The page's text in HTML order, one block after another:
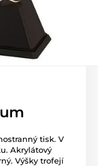
tisk. V
Akrylátový
Výšky trofejí